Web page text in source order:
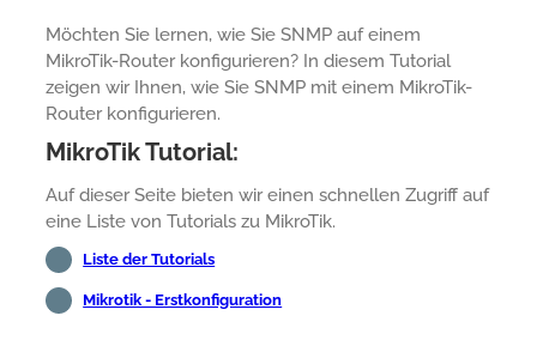
Möchten Sie lernen, wie Sie SNMP auf einem
MikroTik-Router konfigurieren? In diesem Tutorial
zeigen wir Ihnen, wie Sie SNMP mit einem MikroTik-
Router konfigurieren.
MikroTik Tutorial:
Auf dieser Seite bieten wir einen schnellen Zugriff auf
eine Liste von Tutorials zu MikroTik.
Liste der Tutorials
Mikrotik - Erstkonfiguration